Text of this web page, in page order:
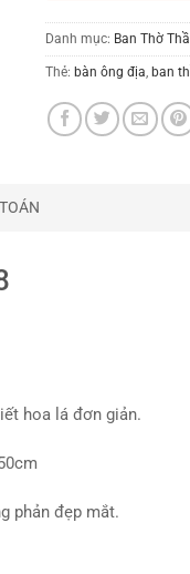
Danh mục: Ban Thờ
Thẻ:bàn ông địa ,ban
hoa lá đơn giản.
phản đẹp mắt.